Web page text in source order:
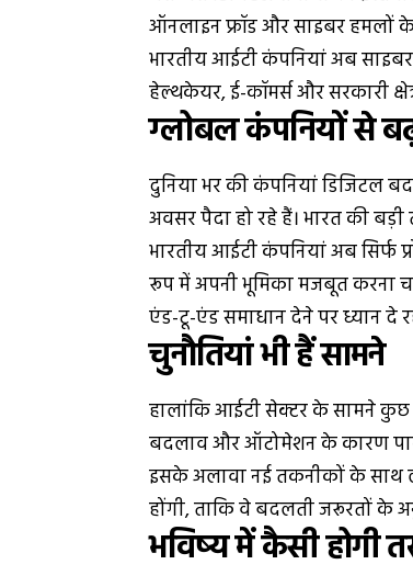
ऑनलाइन फ्रॉड और साइबर हमलों
भारतीय आईटी कंपनियां अब
हेल्थकेयर, ई-कॉमर्स और सरकारी
ग्लोबल कंपनियों से
दुनिया भर की कंपनियां डिजिटल
अवसर पैदा हो रहे हैं। भारत की
भारतीय आईटी कंपनियां अब सिर्फ
रूप में अपनी भूमिका मजबूत करना
एंड-टू-एंड समाधान देने पर ध्यान दे
चुनौतियां भी हैं सामने
हालांकि आईटी सेक्टर के सामने कुछ
बदलाव और ऑटोमेशन के कारण
इसके अलावा नई तकनीकों के साथ
होंगी, ताकि वे बदलती जरूरतों के
भविष्य में कैसी होगी